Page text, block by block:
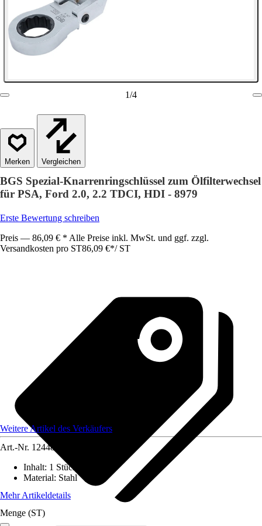
1/4
Vergleichen
BGS Spezial-Knarrenringschlüssel zum Ölfilterwechsel
für PSA, Ford 2.0, 2.2 TDCI, HDI - 8979
Erste Bewertung schreiben
Preis — 86,09 € * Alle Preise inkl. MwSt. und ggf. zzgl.
Versandkosten pro ST86,09 €*/ ST
Weitere Artikel des Verkäufers
Art.-Nr. 12448924
Inhalt: 1 Stück
Material: Stahl
Mehr Artikeldetails
Menge (ST)